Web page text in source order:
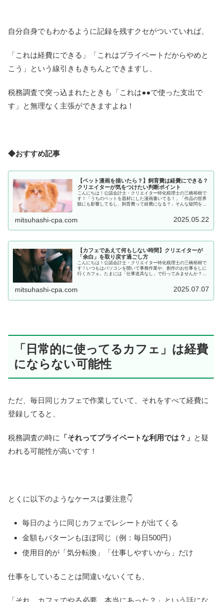
自分自身でもわかるように記録を残すクセがついていれば、
「これは経費にできる」「これはプライベートだからやめと
こう」という線引きもきちんとできますし、
税務調査で突っ込まれたときも「これは●●で使った支出で
す」と無理なく主張ができますよね！
◆おすすめ記事
【ペット漫画を描いたら？】飼育費は経費にできる？
クリエイターが気をつけたい判断ポイント
こんにちは！公認会計士・クリエイター特化税理士の三橋裕樹で
す！「うちのペットを題材にした漫画書いてる！」「作品の世界
観にも影響してるし、飼育費って経費になる？」そんな疑問を持
mitsuhashi-cpa.com 2025.05.22
【カフェであえて何もしない時間】クリエイターが
「余白」を取り戻す過ごし方
こんにちは！公認会計士・クリエイター特化税理士の三橋裕樹で
す！いつもはパソコンを開いて事務作業や、創作のお仕事をしに
行くカフェ。たまには「仕事道具なし」で行ってみませんか？こ
mitsuhashi-cpa.com 2025.07.07
「日常的に使ってるカフェ」は経費
にならない可能性
ただ、毎日同じカフェで作業していて、それをすべて経費に
登録してると、
税務調査の時に 「それってプライベートな利用では？」 と疑
われる可能性が高いです！
とくに以下のようなケースは要注意👇
毎日のように同じカフェでレシートが出てくる
金額もパターンもほぼ同じ（例：毎日500円）
使用目的が「気分転換」「仕事しやすいから」だけ
仕事をしていることは間違いないくても、
「それ、カフェでやる必要、本当にあった？」という話にな